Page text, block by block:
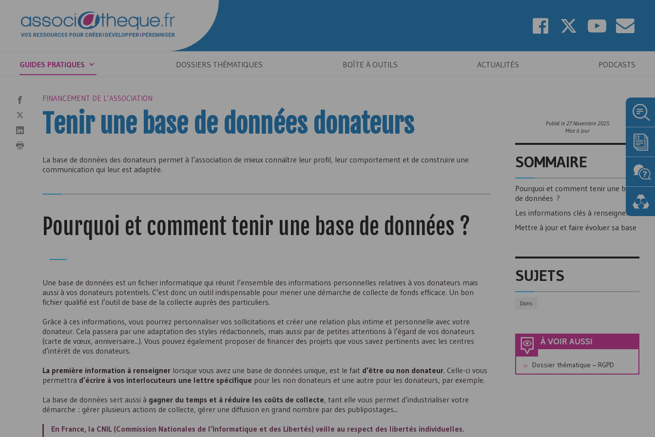
GUIDES PRATIQUES DOSSIERS THÉMATIQUES BOÎTE À OUTILS ACTUALITÉS PODCASTS
FINANCEMENT DE L’ASSOCIATION
Tenir une base de données donateurs
La base de données des donateurs permet à l’association de mieux connaître leur profil, leur comportement et de construire une
communication qui leur est adaptée.
Pourquoi et comment tenir une base de données ?
Une base de données est un fichier informatique qui réunit l’ensemble des informations personnelles relatives à vos donateurs mais
aussi à vos donateurs potentiels. C’est donc un outil indispensable pour mener une démarche de collecte de fonds efficace. Un bon
fichier qualifié est l’outil de base de la collecte auprès des particuliers.
Grâce à ces informations, vous pourrez personnaliser vos sollicitations et créer une relation plus intime et personnelle avec votre
donateur. Cela passera par une adaptation des styles rédactionnels, mais aussi par de petites attentions à l’égard de vos donateurs
(carte de vœux, anniversaire...). Vous pouvez également proposer de financer des projets que vous savez pertinents avec les centres
d’intérêt de vos donateurs.
La première information à renseigner lorsque vous avez une base de données unique, est le fait d’être ou non donateur. Celle-ci vous
permettra d’écrire à vos interlocuteurs une lettre spécifique pour les non donateurs et une autre pour les donateurs, par exemple.
La base de données sert aussi à gagner du temps et à réduire les coûts de collecte, tant elle vous permet d’industrialiser votre
démarche : gérer plusieurs actions de collecte, gérer une diffusion en grand nombre par des publipostages...
En France, la CNIL(Commission Nationales de l’Informatique et des Libertés) veille au respect des libertés individuelles.
Publié le 27 Novembre 2025
Mise à jour
SOMMAIRE
Pourquoi et comment tenir une base
de données ?
Les informations clés à renseigner
Mettre à jour et faire évoluer sa base
SUJETS
Dons
À VOIR AUSSI
Dossier thématique – RGPD